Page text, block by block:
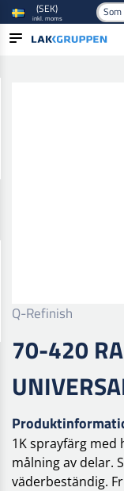
(SEK)
inkl. moms Som
Q-Refinish
70-420
1K sprayfärg med
målning av delar.
väderbeständig.